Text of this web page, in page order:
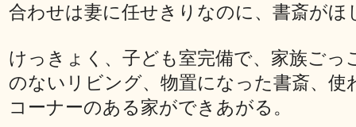
合わせは妻に任せきりなのに、書斎がほ
けっきょく、子ども室完備で、家族ごっ
のないリビング、物置になった書斎、使
コーナーのある家ができあがる。